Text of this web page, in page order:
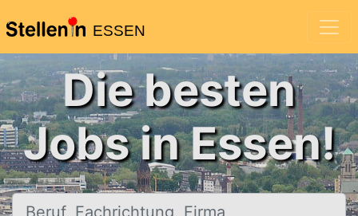
ESSEN
Die besten
Jobs in Essen!
Beruf, Fachrichtung, Firma